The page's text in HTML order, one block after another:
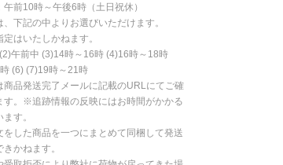
前10時～午後6時（土日祝休）
、下記の中よりお選びいただけます。
定はいたしかねます。
午前中 (3)14時～16時 (4)16時～18時
(6) (7)19時～21時
商品発送完了メールに記載のURLにてご確
す。※追跡情報の反映にはお時間がかかる
す。
をした商品を一つにまとめて同梱して発送
かねます。